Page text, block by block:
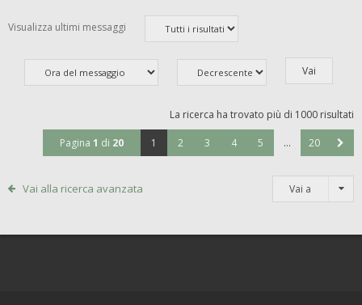
Visualizza ultimi messaggi
La ricerca ha trovato più di 1000 risultati
Pagina 1 di 20 1 2 3 4 5 … 20
Vai alla ricerca avanzata Vai a